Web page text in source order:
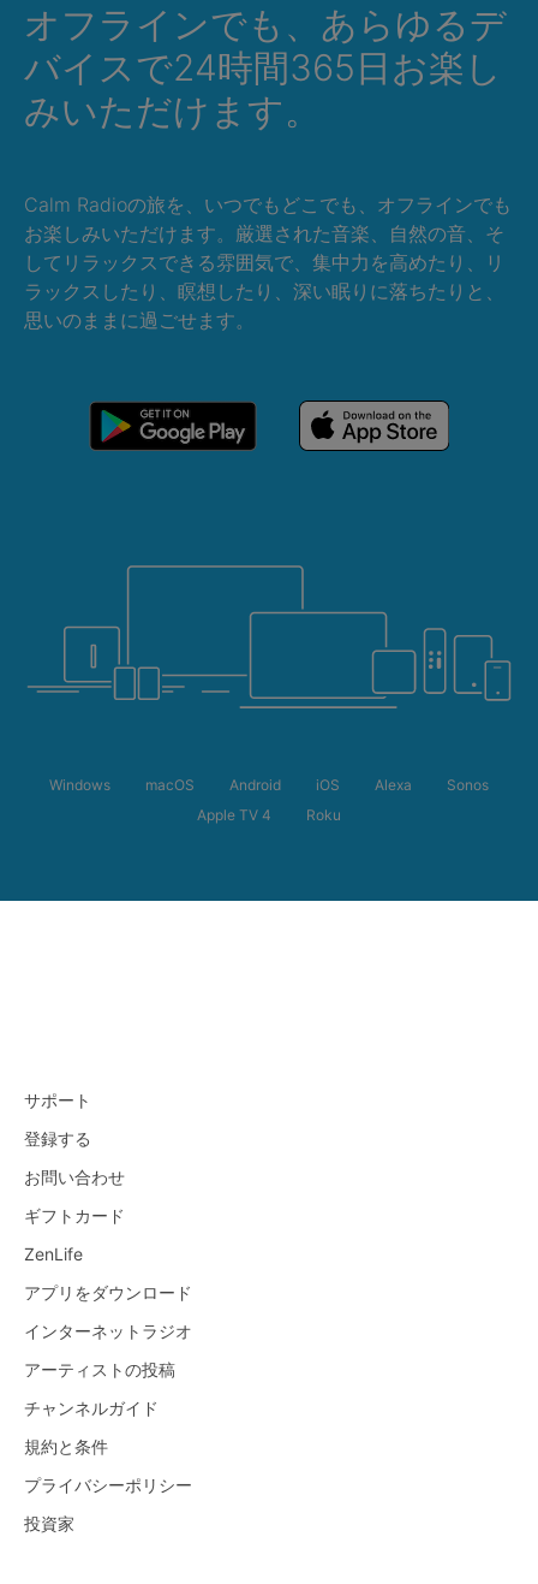
オフラインでも、あらゆるデ
バイスで24時間365日お楽し
みいただけます。
Calm Radioの旅を、いつでもどこでも、オフラインでも
お楽しみいただけます。厳選された音楽、自然の音、そ
してリラックスできる雰囲気で、集中力を高めたり、リ
ラックスしたり、瞑想したり、深い眠りに落ちたりと、
思いのままに過ごせます。
Windows macOS Android iOS Alexa
Sonos
Apple TV 4
Roku
サポート
登録する
お問い合わせ
ギフトカード
ZenLife
アプリをダウンロード
インターネットラジオ
アーティストの投稿
チャンネルガイド
規約と条件
プライバシーポリシー
投資家